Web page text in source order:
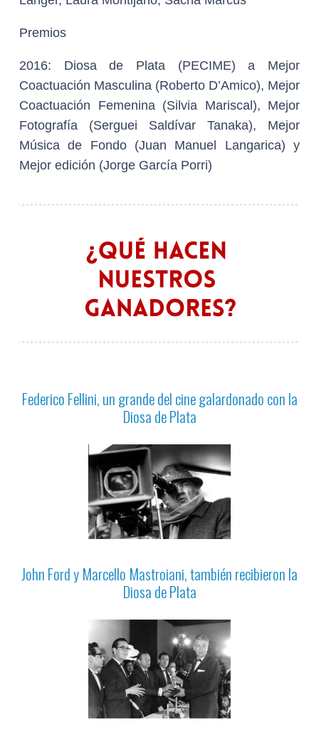
Premios
2016: Diosa de Plata (PECIME) a Mejor
Coactuación Masculina (Roberto D’Amico), Mejor
Coactuación Femenina (Silvia Mariscal), Mejor
Fotografía (Serguei Saldívar Tanaka), Mejor
Música de Fondo (Juan Manuel Langarica) y
Mejor edición (Jorge García Porri)
Federico Fellini, un grande del cine galardonado con la
Diosa de Plata
John Ford y Marcello Mastroiani, también recibieron la
Diosa de Plata